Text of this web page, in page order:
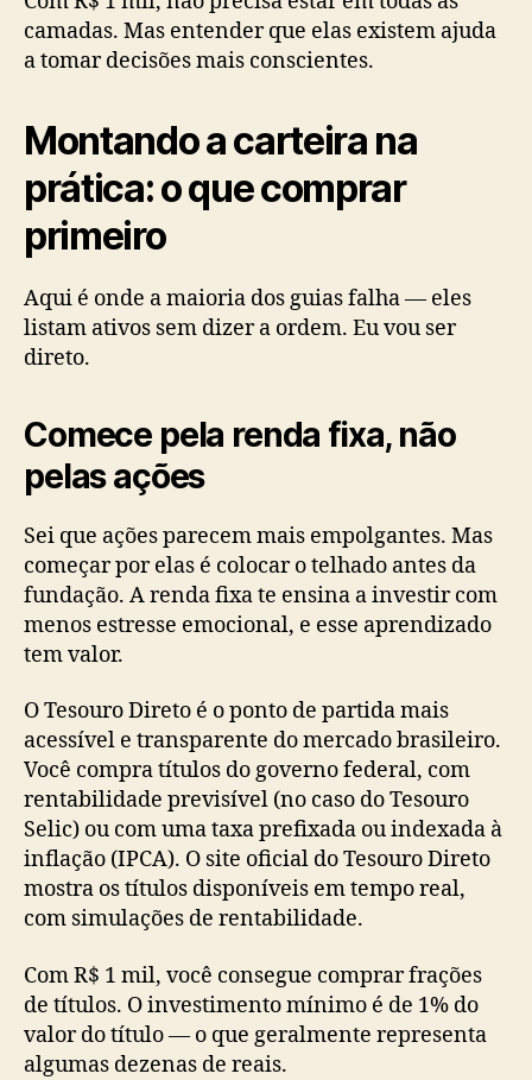
camadas. Mas entender que elas existem ajuda
a tomar decisões mais conscientes.
Montando a carteira na
prática: o que comprar
primeiro
Aqui é onde a maioria dos guias falha — eles
listam ativos sem dizer a ordem. Eu vou ser
direto.
Comece pela renda fixa, não
pelas ações
Sei que ações parecem mais empolgantes. Mas
começar por elas é colocar o telhado antes da
fundação. A renda fixa te ensina a investir com
menos estresse emocional, e esse aprendizado
tem valor.
O Tesouro Direto é o ponto de partida mais
acessível e transparente do mercado brasileiro.
Você compra títulos do governo federal, com
rentabilidade previsível (no caso do Tesouro
Selic) ou com uma taxa prefixada ou indexada à
inflação (IPCA). O site oficial do Tesouro Direto
mostra os títulos disponíveis em tempo real,
com simulações de rentabilidade.
Com R$ 1 mil, você consegue comprar frações
de títulos. O investimento mínimo é de 1% do
valor do título — o que geralmente representa
algumas dezenas de reais.